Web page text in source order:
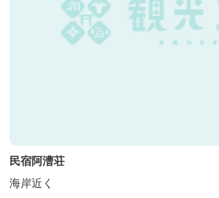
民宿阿漕荘
海岸近く